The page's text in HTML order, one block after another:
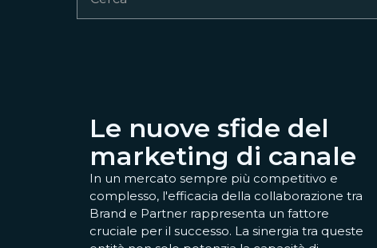
Le nuove sfide del
marketing di canale
In un mercato sempre più competitivo e
complesso, l'efficacia della collaborazione tra
Brand e Partner rappresenta un fattore
cruciale per il successo. La sinergia tra queste